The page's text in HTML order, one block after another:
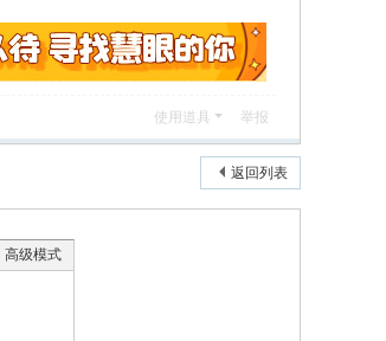
使用道具 举报
返回列表
高级模式